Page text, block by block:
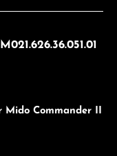
Mido Commander II